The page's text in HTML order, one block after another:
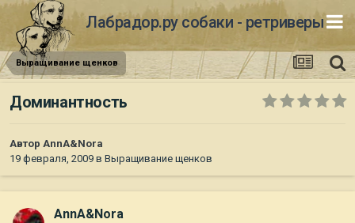
Лабрадор.ру собаки - ретриверы
Выращивание щенков
Доминантность
Автор AnnA&Nora
19 февраля, 2009 в Выращивание щенков
AnnA&Nora